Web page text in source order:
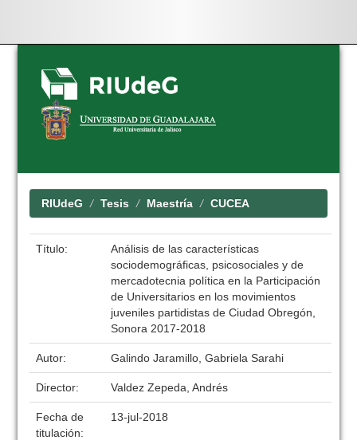
Skip
navigation
RIUdeG Tesis Maestría CUCEA
Título:
Análisis de las características
sociodemográficas, psicosociales y de
mercadotecnia política en la Participación
de Universitarios en los movimientos
juveniles partidistas de Ciudad Obregón,
Sonora 2017-2018
Autor: Galindo Jaramillo, Gabriela Sarahi
Director: Valdez Zepeda, Andrés
Fecha de
titulación:
13-jul-2018